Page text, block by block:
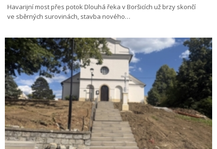
Havarijní most přes potok Dlouhá řeka v Boršicích už brzy skončí
ve sběrných surovinách, stavba nového…